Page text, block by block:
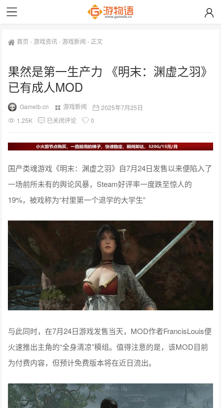
首页 -游戏资讯-游戏新闻 - 正文
果然是第一生产力 《明末：渊虚之羽》
已有成人MOD
Gameib.cn 游戏新闻
2025年7月25日
1.25K
已关闭评论 0
国产类魂游戏《明末：渊虚之羽》自7月24日发售以来便陷入了
一场前所未有的舆论风暴，Steam好评率一度跌至惊人的
19%，被戏称为“村里第一个退学的大学生”
与此同时，在7月24日游戏发售当天，MOD作者FrancisLouis便
火速推出主角的“全身清凉”模组。值得注意的是，该MOD目前
为付费内容，但预计免费版本将在近日流出。